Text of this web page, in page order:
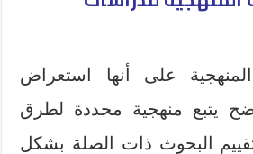
على أنها استعراض
يتبع منهجية محددة لطرق
البحوث ذات الصلة بشكل